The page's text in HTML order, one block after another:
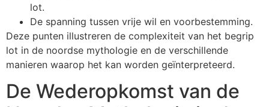
lot.
De spanning tussen vrije wil en voorbestemming.
Deze punten illustreren de complexiteit van het begrip
lot in de noordse mythologie en de verschillende
manieren waarop het kan worden geïnterpreteerd.
De Wederopkomst van de